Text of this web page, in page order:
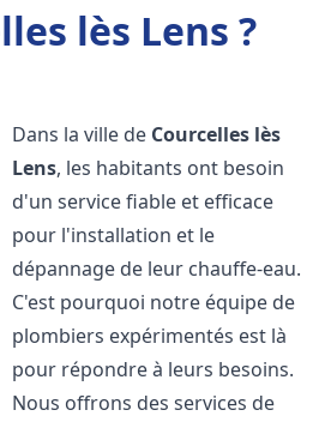
lès Lens ?
Dans la ville de Courcelles lès
Lens, les habitants ont besoin
d'un service fiable et efficace
pour l'installation et le
dépannage de leur chauffe-eau.
C'est pourquoi notre équipe de
plombiers expérimentés est là
pour répondre à leurs besoins.
Nous offrons des services de